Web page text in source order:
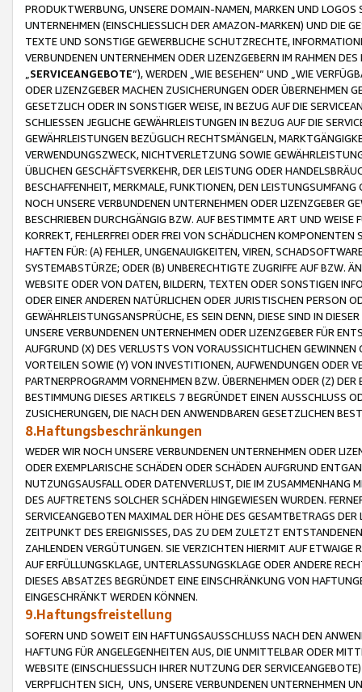
PRODUKTWERBUNG, UNSERE DOMAIN-NAMEN, MARKEN UND
UNTERNEHMEN (EINSCHLIESSLICH DER AMAZON-MARKEN) UND DIE
TEXTE UND SONSTIGE GEWERBLICHE SCHUTZRECHTE,
VERBUNDENEN UNTERNEHMEN ODER LIZENZGEBERN IM RAHMEN
SERVICEANGEBOTE“), WERDEN „WIE BESEHEN“ UND „WIE
ODER LIZENZGEBER MACHEN ZUSICHERUNGEN ODER ÜBERNEHMEN
GESETZLICH ODER IN SONSTIGER WEISE, IN BEZUG AUF DIE
SCHLIESSEN JEGLICHE GEWÄHRLEISTUNGEN IN BEZUG AUF DIE
GEWÄHRLEISTUNGEN BEZÜGLICH RECHTSMÄNGELN,
VERWENDUNGSZWECK, NICHTVERLETZUNG SOWIE
ÜBLICHEN GESCHÄFTSVERKEHR, DER LEISTUNG ODER
BESCHAFFENHEIT, MERKMALE, FUNKTIONEN, DEN
NOCH UNSERE VERBUNDENEN UNTERNEHMEN ODER LIZENZGEBER
BESCHRIEBEN DURCHGÄNGIG BZW. AUF BESTIMMTE ART UND
KORREKT, FEHLERFREI ODER FREI VON SCHÄDLICHEN
HAFTEN FÜR: (A) FEHLER, UNGENAUIGKEITEN, VIREN,
SYSTEMABSTÜRZE; ODER (B) UNBERECHTIGTE ZUGRIFFE AUF BZW.
WEBSITE ODER VON DATEN, BILDERN, TEXTEN ODER SONSTIGEN
ODER EINER ANDEREN NATÜRLICHEN ODER JURISTISCHEN PERSON
GEWÄHRLEISTUNGSANSPRÜCHE, ES SEIN DENN, DIESE SIND IN
UNSERE VERBUNDENEN UNTERNEHMEN ODER LIZENZGEBER FÜR
AUFGRUND (X) DES VERLUSTS VON VORAUSSICHTLICHEN
VORTEILEN SOWIE (Y) VON INVESTITIONEN, AUFWENDUNGEN ODER
PARTNERPROGRAMM VORNEHMEN BZW. ÜBERNEHMEN ODER (Z)
BESTIMMUNG DIESES ARTIKELS 7 BEGRÜNDET EINEN AUSSCHLUSS
ZUSICHERUNGEN, DIE NACH DEN ANWENDBAREN GESETZLICHEN
8.Haftungsbeschränkungen
WEDER WIR NOCH UNSERE VERBUNDENEN UNTERNEHMEN ODER
ODER EXEMPLARISCHE SCHÄDEN ODER SCHÄDEN AUFGRUND
NUTZUNGSAUSFALL ODER DATENVERLUST, DIE IM ZUSAMMENHANG
DES AUFTRETENS SOLCHER SCHÄDEN HINGEWIESEN WURDEN.
SERVICEANGEBOTEN MAXIMAL DER HÖHE DES GESAMTBETRAGS
ZEITPUNKT DES EREIGNISSES, DAS ZU DEM ZULETZT
ZAHLENDEN VERGÜTUNGEN. SIE VERZICHTEN HIERMIT AUF
AUF ERFÜLLUNGSKLAGE, UNTERLASSUNGSKLAGE ODER ANDERE
DIESES ABSATZES BEGRÜNDET EINE EINSCHRÄNKUNG VON
EINGESCHRÄNKT WERDEN KÖNNEN.
9.Haftungsfreistellung
SOFERN UND SOWEIT EIN HAFTUNGSAUSSCHLUSS NACH DEN
HAFTUNG FÜR ANGELEGENHEITEN AUS, DIE UNMITTELBAR ODER
WEBSITE (EINSCHLIESSLICH IHRER NUTZUNG DER
VERPFLICHTEN SICH, UNS, UNSERE VERBUNDENEN UNTERNEHMEN